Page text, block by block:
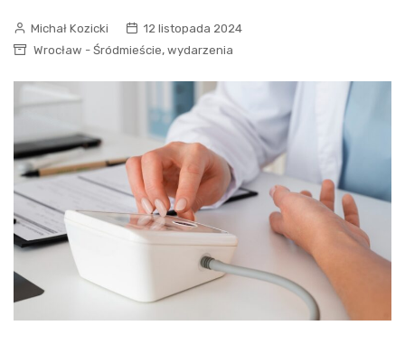
Michał Kozicki
12 listopada 2024
Wrocław - Śródmieście, wydarzenia